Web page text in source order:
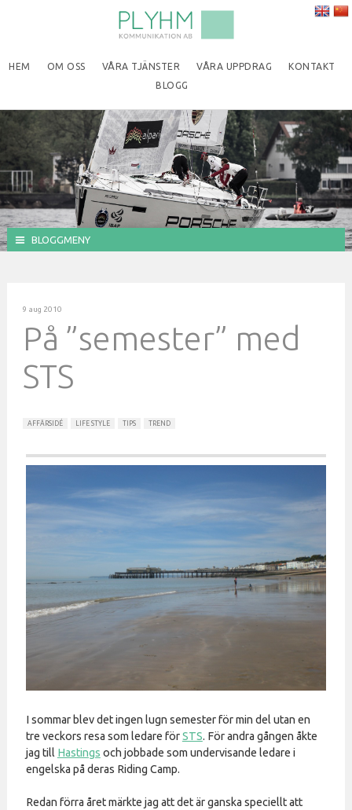
HEM OM OSS VÅRA TJÄNSTER VÅRA UPPDRAG
KONTAKT
BLOGG
BLOGGMENY
9 aug 2010
På ”semester” med
STS
AFFÄRSIDÉ LIFE STYLE TIPS TREND
I sommar blev det ingen lugn semester för min del utan en
tre veckors resa som ledare förSTS. För andra gången åkte
jag till Hastings och jobbade som undervisande ledare i
engelska på deras Riding Camp.
Redan förra året märkte jag att det är ganska speciellt att